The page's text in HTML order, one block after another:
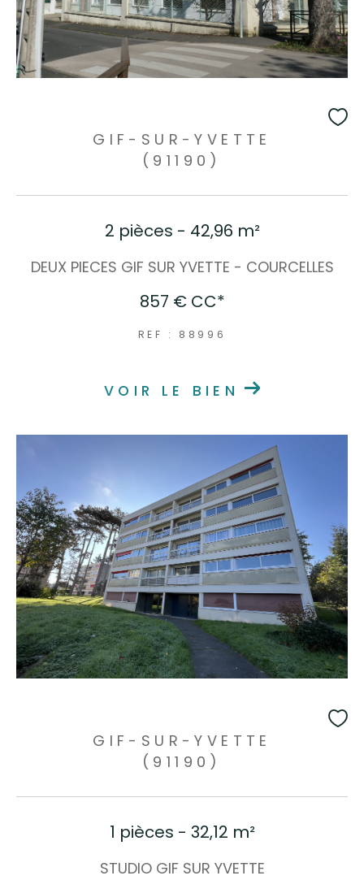
GIF-SUR-YVETTE
(91190)
2 pièces - 42,96 m²
DEUX PIECES GIF SUR YVETTE - COURCELLES
857 € CC*
REF : 88996
VOIR LE BIEN
GIF-SUR-YVETTE
(91190)
1 pièces - 32,12 m²
STUDIO GIF SUR YVETTE